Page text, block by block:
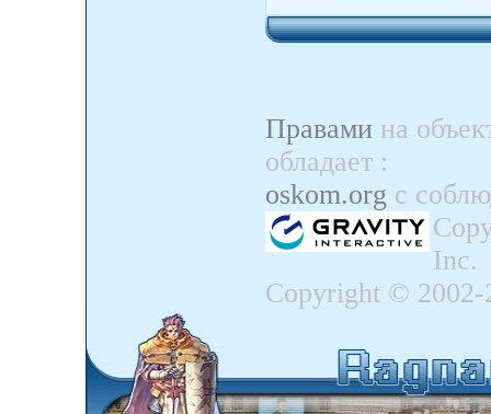
Правами на
обладает :
oskom.org с
Inc.
Copyright ©